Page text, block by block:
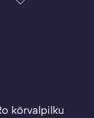
kõrvalpilku